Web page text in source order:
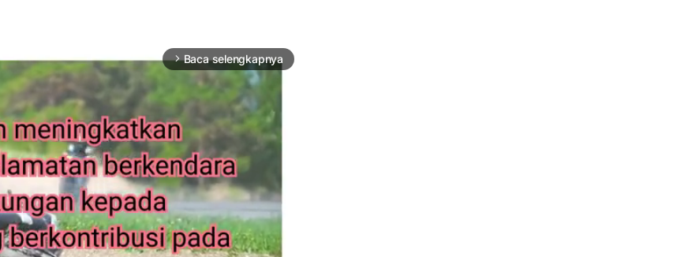
arrow_forward_ios Baca selengkapnya